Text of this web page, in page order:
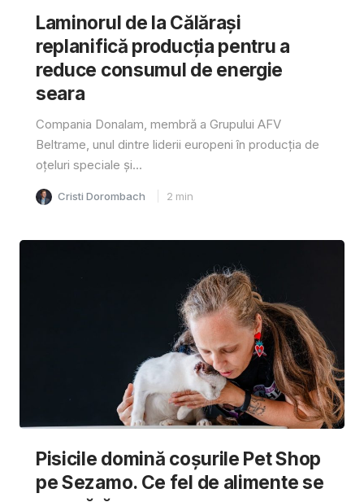
Laminorul de la Călărași
replanifică producția pentru a
reduce consumul de energie
seara
Compania Donalam, membră a Grupului AFV
Beltrame, unul dintre liderii europeni în producția de
oțeluri speciale și...
Cristi Dorombach 2 min
Pisicile domină coșurile Pet Shop
pe Sezamo. Ce fel de alimente se